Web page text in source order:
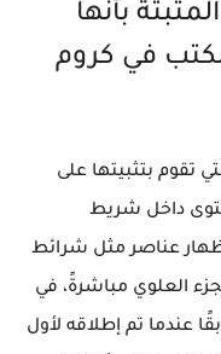
بأنها
في كروم
تقوم بتثبيتها على
داخل شريط
عناصر مثل شرائط
العلوي مباشرةً، في
عندما تم إطلاقه لأول